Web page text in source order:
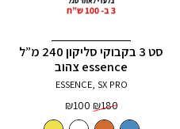
סט 3 בקבוקי סליקון 240 מ”ל
essence צהוב
ESSENCE, SX PRO
₪180
המחיר
המקורי
₪100
הנוכחי